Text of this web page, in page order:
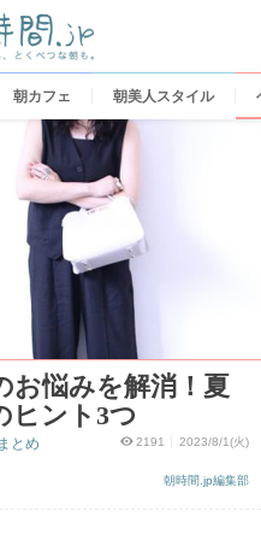
朝カフェ 朝美人スタイル
お悩みを解消！夏
ヒント3つ
2191 2023/8/1(火)
朝時間.jp編集部
とめ